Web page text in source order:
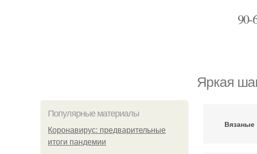
Яркая
Популярные материалы
Коронавирус: предварительные
итоги пандемии
Вязаные